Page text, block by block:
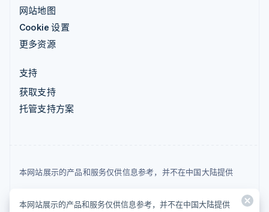
网站地图
Cookie 设置
更多资源
支持
获取支持
托管支持方案
本网站展示的产品和服务仅供信息参考，并不在中国大陆提供
© 2026 Stripe, LLC
本网站展示的产品和服务仅供信息参考，并不在中国大陆提供